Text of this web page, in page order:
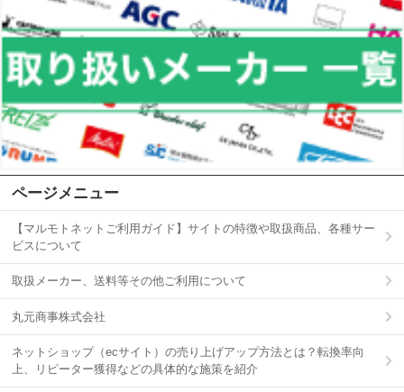
ページメニュー
【マルモトネットご利用ガイド】サイトの特徴や取扱商品、各種サー
ビスについて
取扱メーカー、送料等その他ご利用について
丸元商事株式会社
ネットショップ（ecサイト）の売り上げアップ方法とは？転換率向
上、リピーター獲得などの具体的な施策を紹介